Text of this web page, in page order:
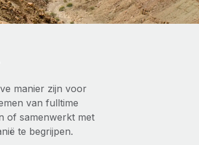
manier zijn voor
van fulltime
of samenwerkt met
te begrijpen.